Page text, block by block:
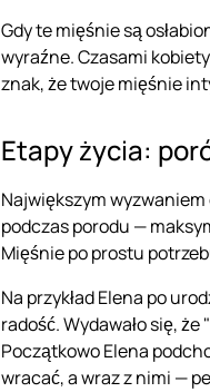
Gdy te mięśnie są
wyraźne. Czasami
znak, że twoje mięśnie
Etapy życia:
Największym
podczas porodu —
Mięśnie po prostu
Na przykład Elena po
radość. Wydawało się,
Początkowo Elena
wracać, a wraz z nimi —